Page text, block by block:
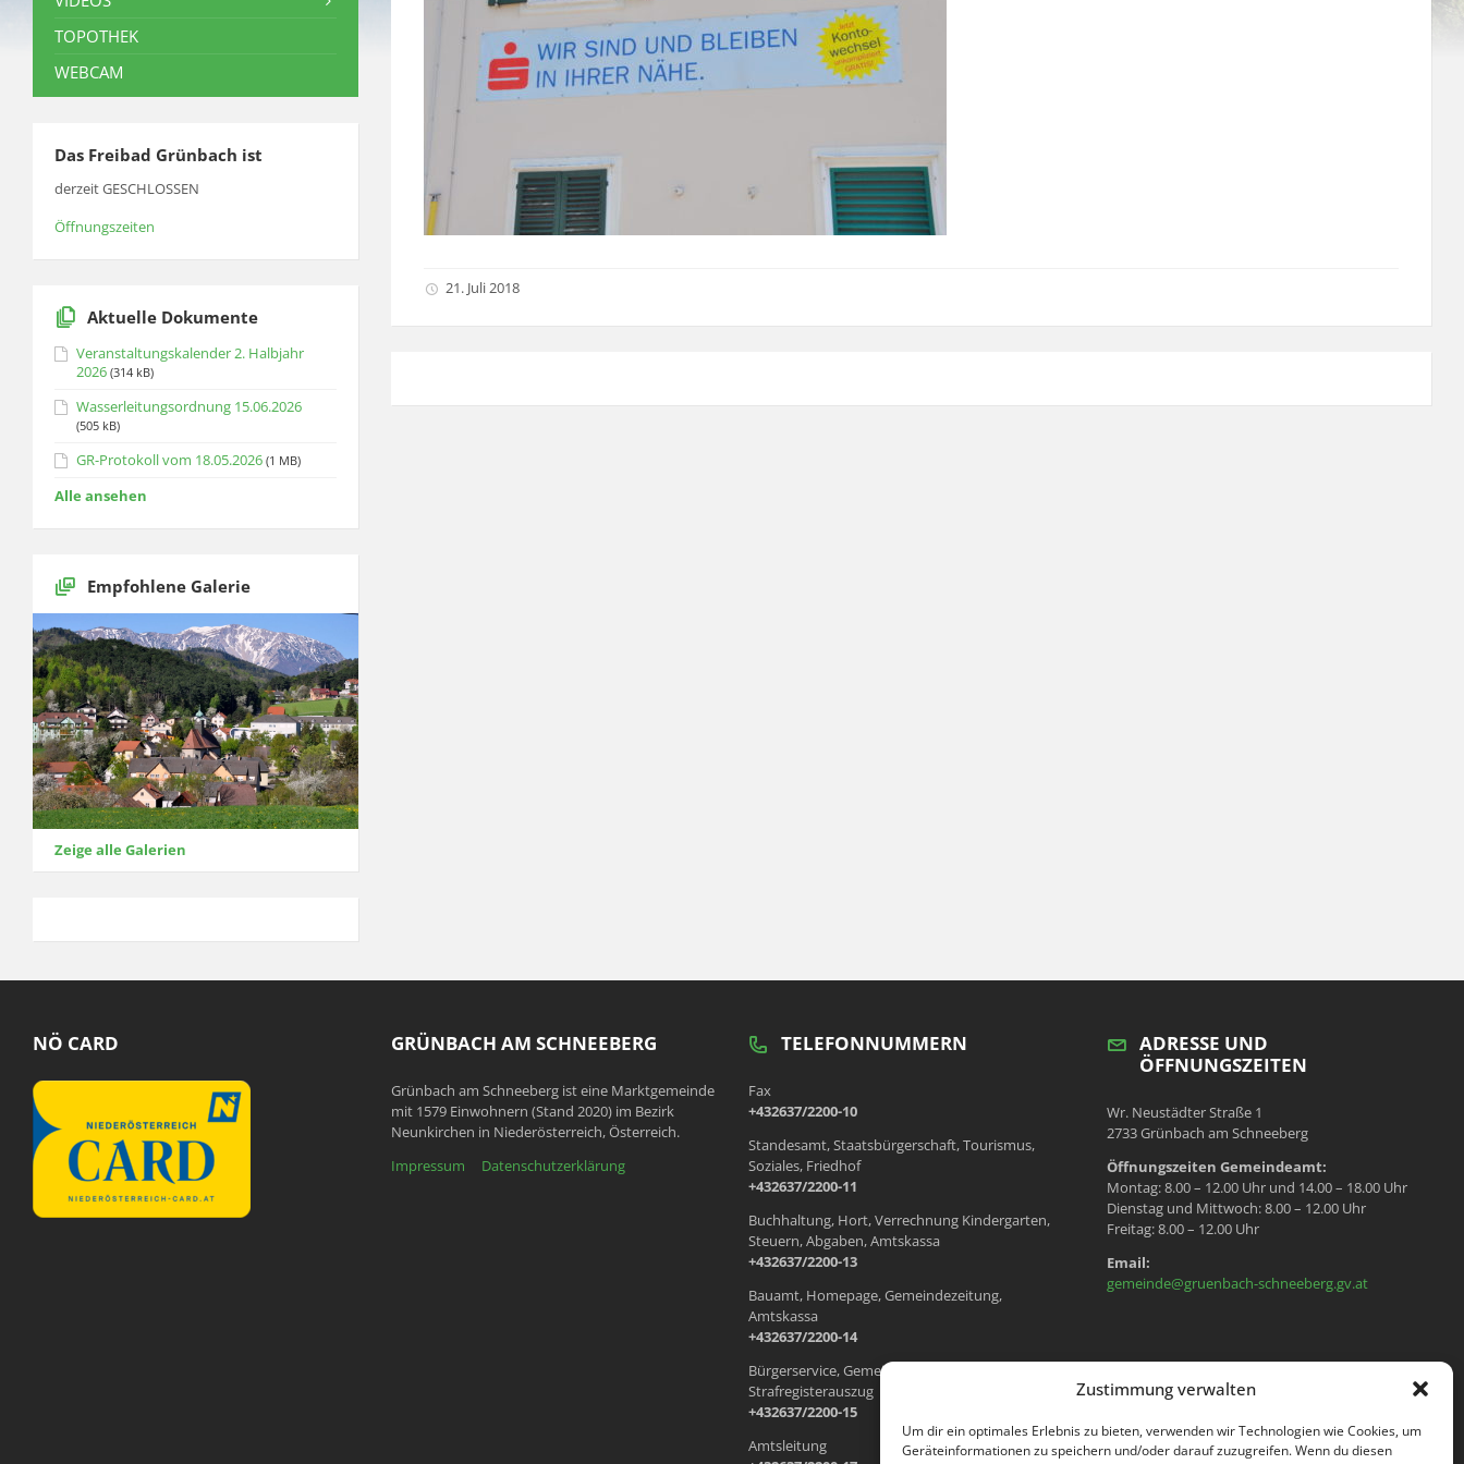
Zustimmung verwalten
Um dir ein optimales Erlebnis zu bieten, verwenden wir Technologien wie Cookies, um
Geräteinformationen zu speichern und/oder darauf zuzugreifen. Wenn du diesen
21. Juli 2018
TOPOTHEK
WEBCAM
Das Freibad Grünbach ist
derzeit GESCHLOSSEN
Öffnungszeiten
Aktuelle Dokumente
Veranstaltungskalender 2. Halbjahr
2026 (314 kB)
Wasserleitungsordnung 15.06.2026
(505 kB)
GR-Protokoll vom 18.05.2026 (1 MB)
Alle ansehen
Empfohlene Galerie
Zeige alle Galerien
NÖ CARD GRÜNBACH AM SCHNEEBERG
Grünbach am Schneeberg ist eine Marktgemeinde
mit 1579 Einwohnern (Stand 2020) im Bezirk
Neunkirchen in Niederösterreich, Österreich.
Impressum
Datenschutzerklärung
TELEFONNUMMERN
Fax
+432637/2200-10
Standesamt, Staatsbürgerschaft, Tourismus,
Soziales, Friedhof
+432637/2200-11
Buchhaltung, Hort, Verrechnung Kindergarten,
Steuern, Abgaben, Amtskassa
+432637/2200-13
Bauamt, Homepage, Gemeindezeitung,
Amtskassa
+432637/2200-14
Bürgerservice, Gemeindewohnungen, Meldeamt,
Strafregisterauszug
+432637/2200-15
Amtsleitung
ADRESSE UND
ÖFFNUNGSZEITEN
Wr. Neustädter Straße 1
2733 Grünbach am Schneeberg
Öffnungszeiten Gemeindeamt:
Montag: 8.00 – 12.00 Uhr und 14.00 – 18.00 Uhr
Dienstag und Mittwoch: 8.00 – 12.00 Uhr
Freitag: 8.00 – 12.00 Uhr
Email:
gemeinde@gruenbach-schneeberg.gv.at